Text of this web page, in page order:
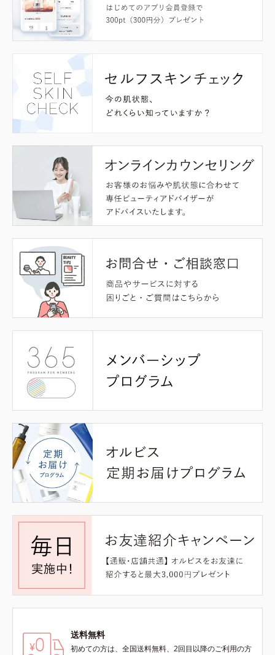
送料無料
初めての方は、全国送料無料、2回目以降のご利用の方